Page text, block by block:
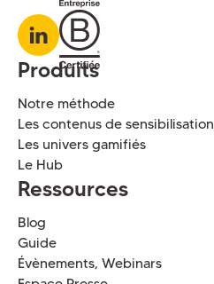
Produits
Notre méthode
Les contenus de sensibilisation
Les univers gamifiés
Le Hub
Ressources
Blog
Guide
Évènements, Webinars